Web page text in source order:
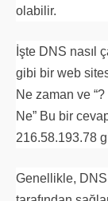
olabilir.
İşte DNS nasıl
gibi bir web
Ne zaman ve
Ne” Bu bir
216.58.193.78
Genellikle, DNS